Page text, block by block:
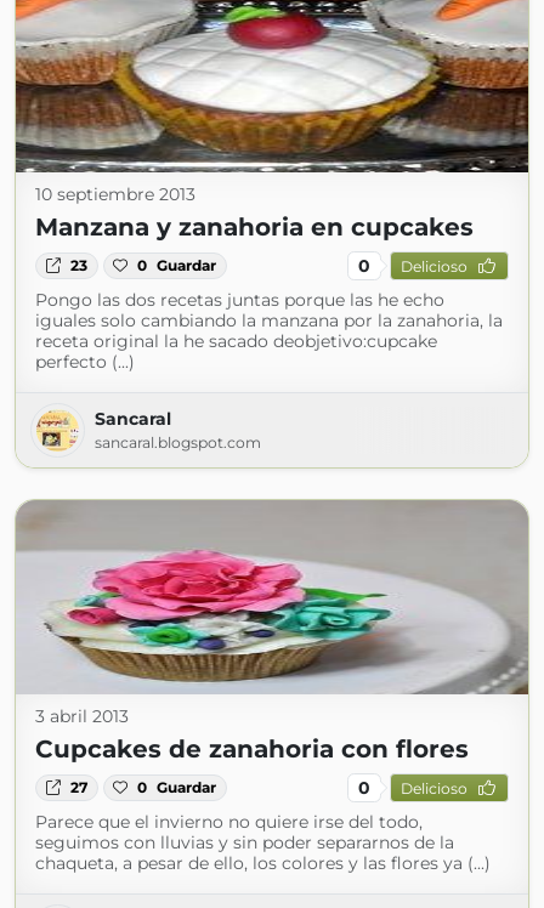
10 septiembre 2013
Manzana y zanahoria en cupcakes
23 0 Guardar 0 Delicioso
Pongo las dos recetas juntas porque las he echo
iguales solo cambiando la manzana por la zanahoria, la
receta original la he sacado deobjetivo:cupcake
perfecto (...)
Sancaral
sancaral.blogspot.com
3 abril 2013
Cupcakes de zanahoria con flores
27 0 Guardar 0 Delicioso
Parece que el invierno no quiere irse del todo,
seguimos con lluvias y sin poder separarnos de la
chaqueta, a pesar de ello, los colores y las flores ya (...)